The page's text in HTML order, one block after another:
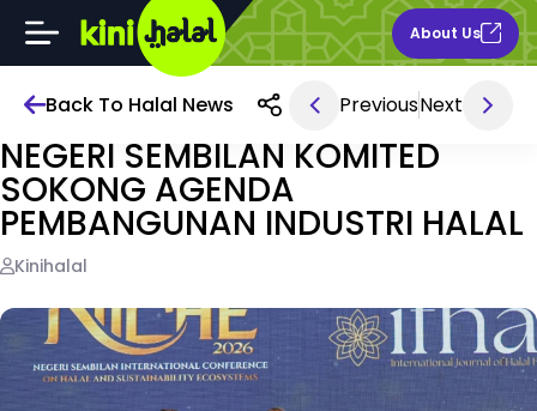
About Us
Back To Halal News PreviousNext
Jun 10, 2026 1AM
NEGERI SEMBILAN KOMITED
SOKONG AGENDA
PEMBANGUNAN INDUSTRI HALAL
Kinihalal